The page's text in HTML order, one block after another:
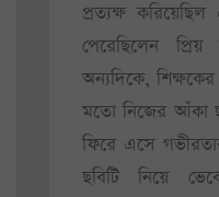
প্রত্যক্ষ
পেরেছিলেন প্রিয়
অন্যদিকে, শিক্ষকের
মতো নিজের আঁকা
ফিরে এসে
ছবিটি নিয়ে